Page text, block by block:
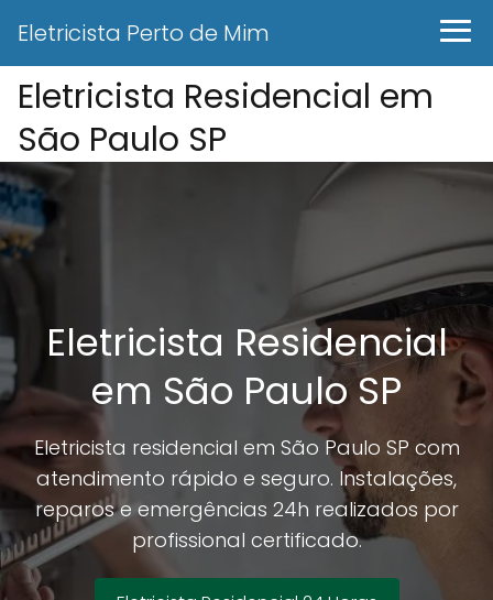
Eletricista Perto de Mim
Eletricista Residencial em
São Paulo SP
Eletricista Residencial
em São Paulo SP
Eletricista residencial em São Paulo SP com
atendimento rápido e seguro. Instalações,
reparos e emergências 24h realizados por
profissional certificado.